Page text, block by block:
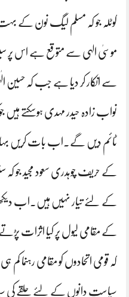
کوٹلہ جو کہ مسلم لیگ نون کے
موسیٰ الہی سے متوقع ہے اس پر
سے انکار کر دیا ہے جب کہ حسین
نواب زادہ حیدر مہدی ہوسکتے
ٹائم دیں گے۔اب بات کریں
کے حریف چوہدری سعود مجید جو کہ
کے لئے تیار نہیں ہیں۔اب
کے مقامی لیول پر کیا اثرات پڑتے
کہ قومی اتحادوں کو مقامی رہنما کم
سیاست دانوں کے لئے حلقے کی